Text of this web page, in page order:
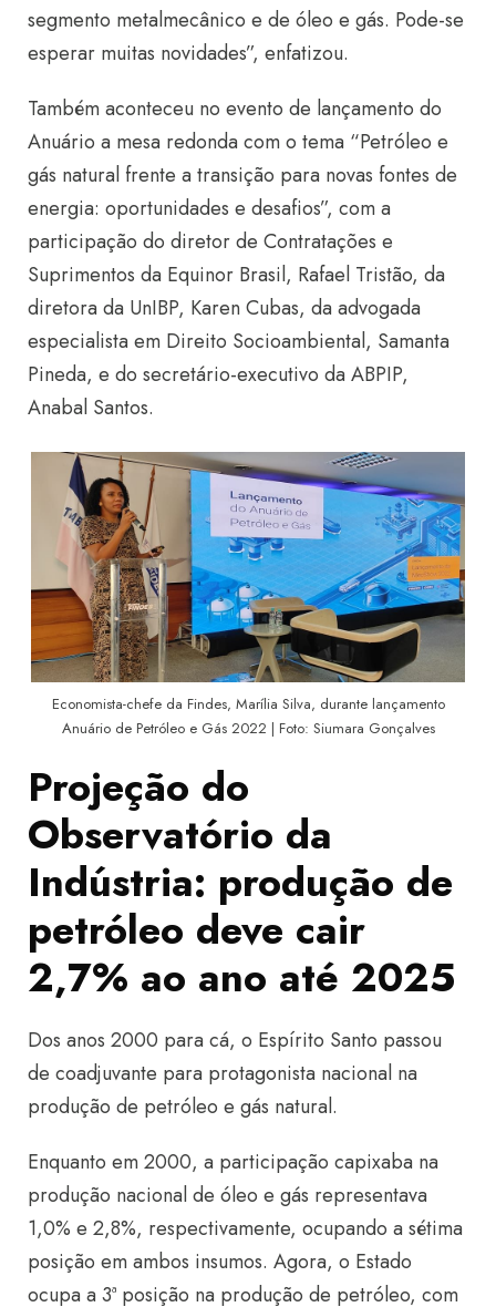
segmento metalmecânico e de óleo e gás. Pode-se
esperar muitas novidades”, enfatizou.
Também aconteceu no evento de lançamento do
Anuário a mesa redonda com o tema “Petróleo e
gás natural frente a transição para novas fontes de
energia: oportunidades e desafios”, com a
participação do diretor de Contratações e
Suprimentos da Equinor Brasil, Rafael Tristão, da
diretora da UnIBP, Karen Cubas, da advogada
especialista em Direito Socioambiental, Samanta
Pineda, e do secretário-executivo da ABPIP,
Anabal Santos.
Economista-chefe da Findes, Marília Silva, durante lançamento
Anuário de Petróleo e Gás 2022 | Foto: Siumara Gonçalves
Projeção do
Observatório da
Indústria: produção de
petróleo deve cair
2,7% ao ano até 2025
Dos anos 2000 para cá, o Espírito Santo passou
de coadjuvante para protagonista nacional na
produção de petróleo e gás natural.
Enquanto em 2000, a participação capixaba na
produção nacional de óleo e gás representava
1,0% e 2,8%, respectivamente, ocupando a sétima
posição em ambos insumos. Agora, o Estado
ocupa a 3ª posição na produção de petróleo, com